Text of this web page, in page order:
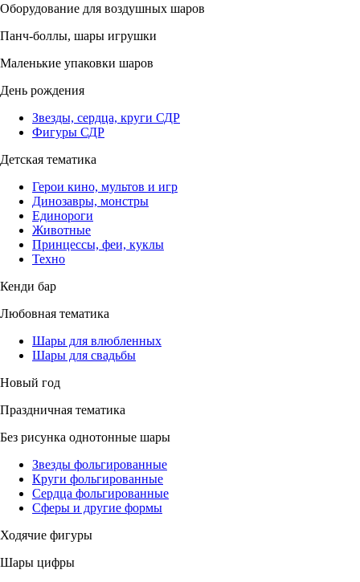
Оборудование для воздушных шаров
Панч-боллы, шары игрушки
Маленькие упаковки шаров
День рождения
Звезды, сердца, круги СДР
Фигуры СДР
Детская тематика
Герои кино, мультов и игр
Динозавры, монстры
Единороги
Животные
Принцессы, феи, куклы
Техно
Кенди бар
Любовная тематика
Шары для влюбленных
Шары для свадьбы
Новый год
Праздничная тематика
Без рисунка однотонные шары
Звезды фольгированные
Круги фольгированные
Сердца фольгированные
Сферы и другие формы
Ходячие фигуры
Шары цифры